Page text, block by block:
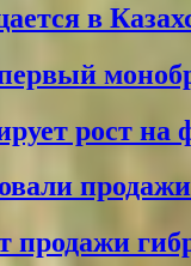
в
рост на